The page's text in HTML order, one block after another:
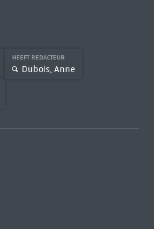
HEEFT REDACTEUR
Dubois, Anne